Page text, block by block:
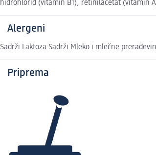
hidrohlorid (vitamin B1), retinilacetat (vitamin
Alergeni
Sadrži Laktoza Sadrži Mleko i mlečne
Priprema